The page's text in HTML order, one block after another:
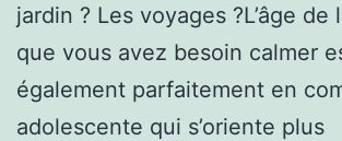
jardin ? Les voyages ?L’âge de
que vous avez besoin calmer
également parfaitement en
adolescente qui s’oriente plus